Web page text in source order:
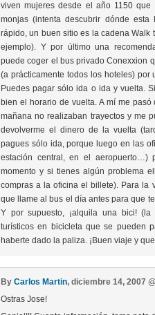
viven mujeres desde el año 1150
monjas (intenta descubrir dónde
rápido, un buen sitio es la cadena
ejemplo). Y por último una
puede coger el bus privado Conexxion
(a prácticamente todos los hoteles)
Puedes pagar sólo ida o ida y vuelta.
bien el horario de vuelta. A mí me
mañana no realizaban trayectos y me
devolverme el dinero de la vuelta
pagues sólo ida, porque luego en las
estación central, en el aeropuerto…)
momento y si tienes algún problema
compras a la oficina el billete). Para la
que llame al bus el día antes para que
Y por supuesto, ¡alquila una bici! (la
turísticos en bicicleta que se pueden
haberte dado la paliza. ¡Buen viaje y
By Carlos Martin, diciembre 14, 2007 @
Ostras Jose!